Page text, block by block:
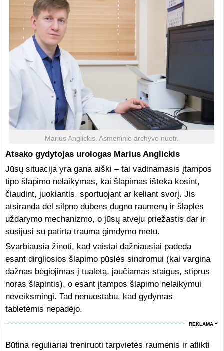
Marius Anglickis. Asmeninio archyvo nuotr.
Atsako gydytojas urologas Marius Anglickis
Jūsų situacija yra gana aiški – tai vadinamasis įtampos
tipo šlapimo nelaikymas, kai šlapimas išteka kosint,
čiaudint, juokiantis, sportuojant ar keliant svorį. Jis
atsiranda dėl silpno dubens dugno raumenų ir šlaplės
uždarymo mechanizmo, o jūsų atveju priežastis dar ir
susijusi su patirta trauma gimdymo metu.
Svarbiausia žinoti, kad vaistai dažniausiai padeda
esant dirgliosios šlapimo pūslės sindromui (kai vargina
dažnas bėgiojimas į tualetą, jaučiamas staigus, stiprus
noras šlapintis), o esant įtampos šlapimo nelaikymui
neveiksmingi. Tad nenuostabu, kad gydymas
tabletėmis nepadėjo.
REKLAMA
Būtina reguliariai treniruoti tarpvietės raumenis ir atlikti